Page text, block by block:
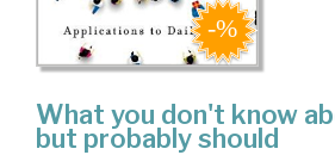
What you don't know
but probably should